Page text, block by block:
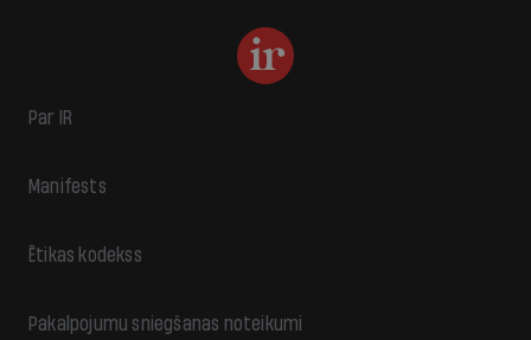
Par IR
Manifests
Ētikas kodekss
Pakalpojumu sniegšanas noteikumi